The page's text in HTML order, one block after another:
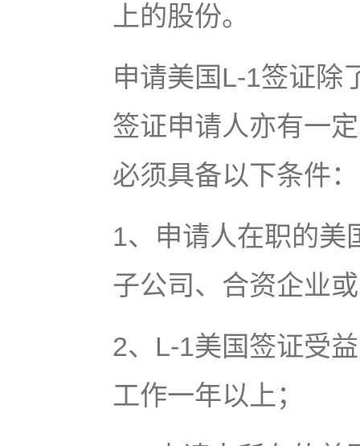
上的股份。
申请美国L-1签证除
签证申请人亦有一
必须具备以下条件
1、申请人在职的美
子公司、合资企业
2、L-1美国签证受
工作一年以上；